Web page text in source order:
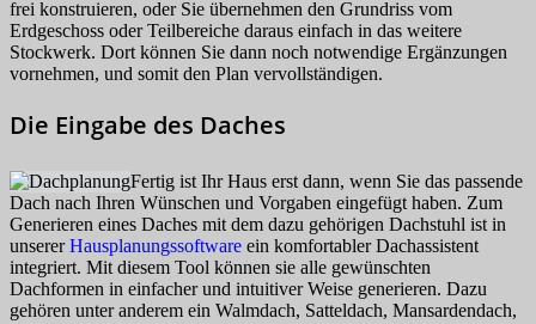
frei konstruieren, oder Sie übernehmen den Grundriss vom
Erdgeschoss oder Teilbereiche daraus einfach in das weitere
Stockwerk. Dort können Sie dann noch notwendige Ergänzungen
vornehmen, und somit den Plan vervollständigen.
Die Eingabe des Daches
Fertig ist Ihr Haus erst dann, wenn Sie das passende
Dach nach Ihren Wünschen und Vorgaben eingefügt haben. Zum
Generieren eines Daches mit dem dazu gehörigen Dachstuhl ist in
unsererHausplanungssoftware ein komfortabler Dachassistent
integriert. Mit diesem Tool können sie alle gewünschten
Dachformen in einfacher und intuitiver Weise generieren. Dazu
gehören unter anderem ein Walmdach, Satteldach, Mansardendach,